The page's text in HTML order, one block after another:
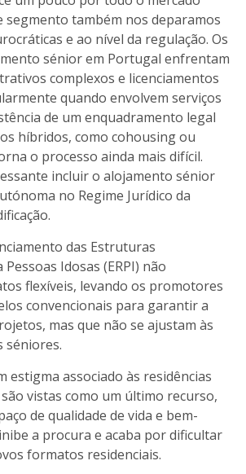
segmento também nos deparamos
e ao nível da regulação. Os
sénior em Portugal enfrentam
complexos e licenciamentos
quando envolvem serviços
de um enquadramento legal
híbridos, como cohousing ou
o processo ainda mais difícil.
incluir o alojamento sénior
no Regime Jurídico da
das Estruturas
Idosas (ERPI) não
flexíveis, levando os promotores
convencionais para garantir a
mas que não se ajustam às
séniores.
estigma associado às residências
vistas como um último recurso,
de qualidade de vida e bem-
a procura e acaba por dificultar
formatos residenciais.